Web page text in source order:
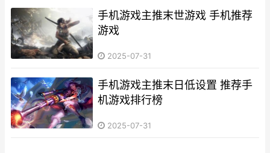
手机游戏主推末世游戏 手机推荐
游戏
2025-07-31
手机游戏主推末日低设置 推荐手
机游戏排行榜
2025-07-31